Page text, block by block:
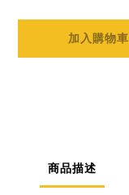
加入購物車
商品描述